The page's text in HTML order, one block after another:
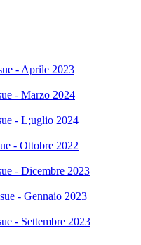
- Aprile 2023
- Marzo 2024
- L;uglio 2024
- Ottobre 2022
- Dicembre 2023
- Gennaio 2023
- Settembre 2023